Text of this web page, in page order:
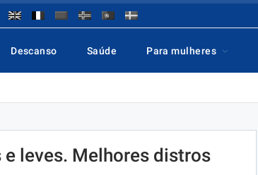
Descanso Saúde Para mulheres
leves. Melhores distros